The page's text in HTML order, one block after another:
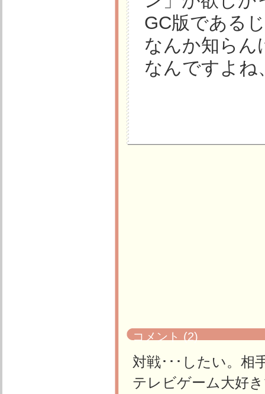
GC版である
なんか知らん
なんですよね
コメント (2)
対戦･･･したい。相
テレビゲーム大好